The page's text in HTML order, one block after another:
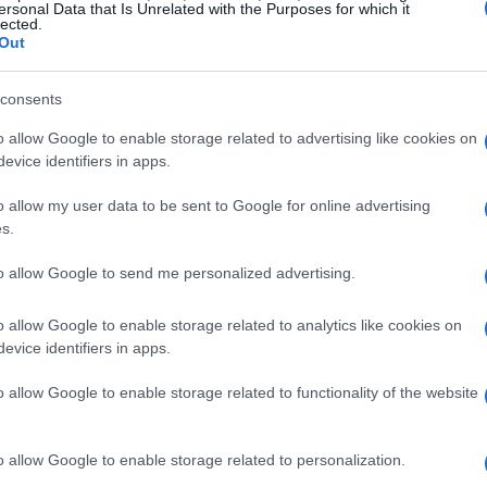
Data that Is Unrelated with the Purposes for which it
allow Google to enable storage related to advertising like cookies on
identifiers in apps.
allow my user data to be sent to Google for online advertising
allow Google to send me personalized advertising.
allow Google to enable storage related to analytics like cookies on
identifiers in apps.
allow Google to enable storage related to functionality of the website
allow Google to enable storage related to personalization.
menzionare le sue origini musicali.
ha segnato profondamente il suo stile. E tu,
un impatto significativo su di lui.Ma